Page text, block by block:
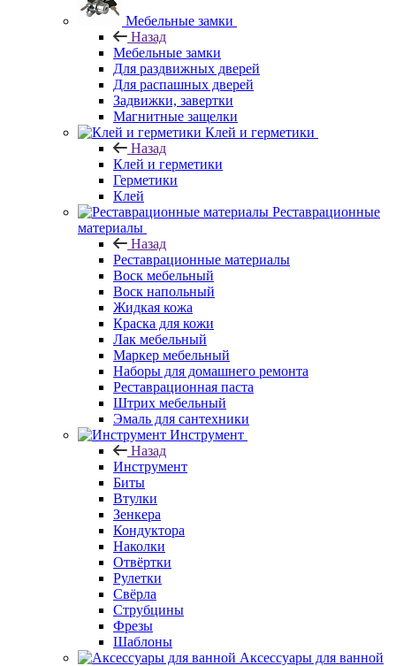
Мебельные замки
Назад
Мебельные замки
Для раздвижных дверей
Для распашных дверей
Задвижки, завертки
Магнитные защелки
Клей и герметики
Назад
Клей и герметики
Герметики
Клей
Реставрационные
материалы
Назад
Реставрационные материалы
Воск мебельный
Воск напольный
Жидкая кожа
Краска для кожи
Лак мебельный
Маркер мебельный
Наборы для домашнего ремонта
Реставрационная паста
Штрих мебельный
Эмаль для сантехники
Инструмент
Назад
Инструмент
Биты
Втулки
Зенкера
Кондуктора
Наколки
Отвёртки
Рулетки
Свёрла
Струбцины
Фрезы
Шаблоны
Аксессуары для ванной